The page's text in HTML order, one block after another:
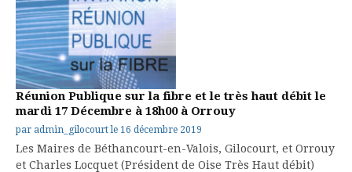
Réunion Publique sur la fibre et le très haut débit le
mardi 17 Décembre à 18h00 à Orrouy
par admin_gilocourt le 16 décembre 2019
Les Maires de Béthancourt-en-Valois, Gilocourt, et Orrouy
et Charles Locquet (Président de Oise Très Haut débit)